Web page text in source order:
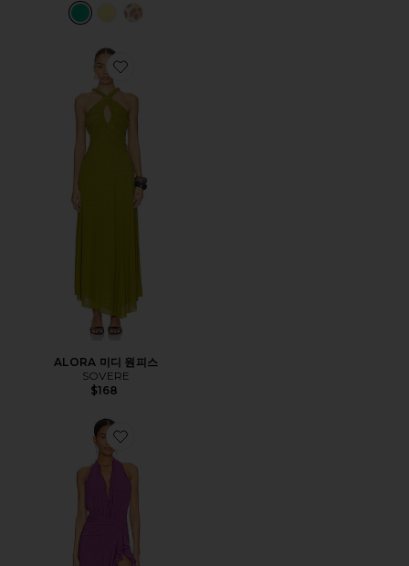
Favorite ALORA 미디 원피스
ALORA 미디 원피스
SOVERE
$168
Favorite CELENIA 원피스